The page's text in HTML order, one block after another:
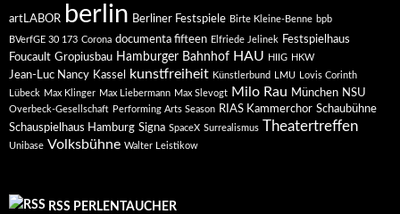
artLABOR berlin Berliner Festspiele Birte Kleine-Benne bpb
BVerfGE 30 173 Corona documenta fifteen Elfriede Jelinek
Festspielhaus
Foucault Gropiusbau Hamburger Bahnhof HAU HIIG HKW
Jean-Luc Nancy Kassel kunstfreiheit Künstlerbund LMU
Lovis Corinth
Lübeck
Max Klinger Max Liebermann Max Slevogt Milo Rau München NSU
Overbeck-Gesellschaft Performing Arts Season RIAS Kammerchor Schaubühne
Schauspielhaus Hamburg Signa SpaceX Surrealismus Theatertreffen
Unibase Volksbühne Walter Leistikow
RSS PERLENTAUCHER